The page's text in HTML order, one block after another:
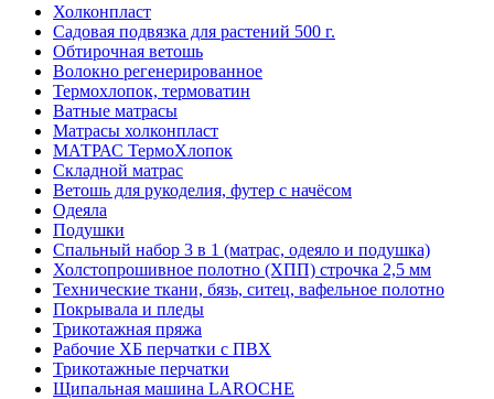
Холконпласт
Садовая подвязка для растений 500 г.
Обтирочная ветошь
Волокно регенерированное
Термохлопок, термоватин
Ватные матрасы
Матрасы холконпласт
МАТРАС ТермоХлопок
Складной матрас
Ветошь для рукоделия, футер с начёсом
Одеяла
Подушки
Спальный набор 3 в 1 (матрас, одеяло и подушка)
Холстопрошивное полотно (ХПП) строчка 2,5 мм
Технические ткани, бязь, ситец, вафельное полотно
Покрывала и пледы
Трикотажная пряжа
Рабочие ХБ перчатки с ПВХ
Трикотажные перчатки
Щипальная машина LAROCHE